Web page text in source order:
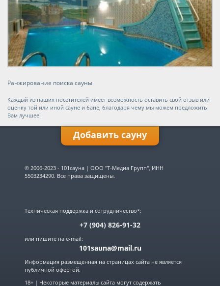
Ранжирование поиска сауны
Каждый из наших посетителей имеет возможность оставить свой отзыв или
оценку той или иной сауне и бане, благодаря чему мы можем предложить
Вам лучшее!
Добавить сауну
Город:
© 2006-2023 - 101сауна | ООО "Т-Медиа Групп", ИНН
5503234290. Все права защищены.
Техническая поддержка и сотрудничество*:
+7 (904) 826-91-32
или пишите на e-mail:
101sauna@mail.ru
Информация размещенная на страницах сайта не является
публичной офертой.
18+ | Некоторые материалы сайта могут содержать